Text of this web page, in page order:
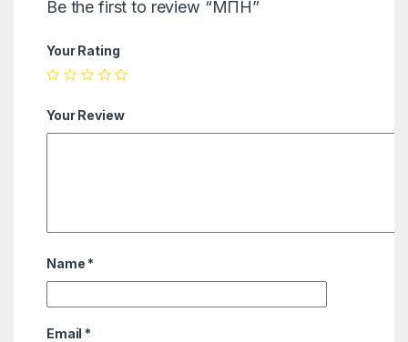
Be the first to review “МПН”
Your Rating
Your Review
Name *
Email *